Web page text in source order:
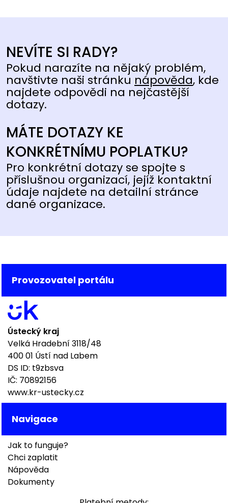
NEVÍTE SI RADY?
Pokud narazíte na nějaký problém,
navštivte naši stránku nápověda, kde
najdete odpovědi na nejčastější
dotazy.
MÁTE DOTAZY KE
KONKRÉTNÍMU POPLATKU?
Pro konkrétní dotazy se spojte s
příslušnou organizací, jejíž kontaktní
údaje najdete na detailní stránce
dané organizace.
Provozovatel portálu
Ústecký kraj
Velká Hradební 3118/48
400 01 Ústí nad Labem
DS ID: t9zbsva
IČ: 70892156
www.kr-ustecky.cz
Navigace
Jak to funguje?
Chci zaplatit
Nápověda
Dokumenty